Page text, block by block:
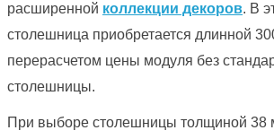
расширенной коллекции декоров. В
столешница приобретается длинной
перерасчетом цены модуля без
столешницы.
При выборе столешницы толщиной 38